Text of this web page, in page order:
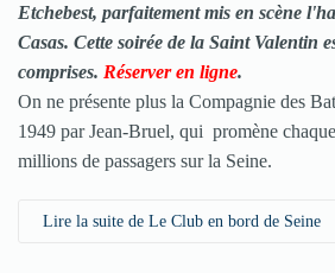
Etchebest, parfaitement mis en scène
Casas. Cette soirée de la Saint Valentin
comprises. Réserver en ligne.
On ne présente plus la Compagnie des
1949 par Jean-Bruel, qui promène
millions de passagers sur la Seine.
Lire la suite de Le Club en bord de Seine